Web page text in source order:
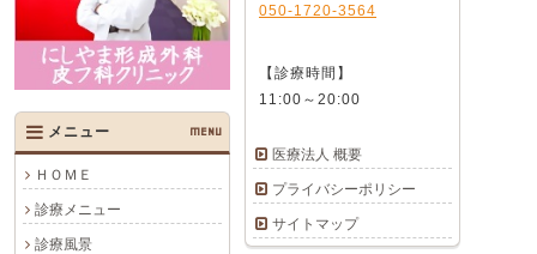
メニュー MENU
ＨＯＭＥ
診療メニュー
診療風景
050-1720-3564
【診療時間】
11:00～20:00
医療法人 概要
プライバシーポリシー
サイトマップ